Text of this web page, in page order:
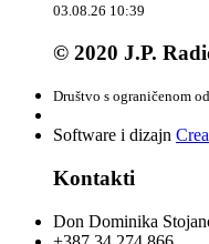
03.08.26 10:39
© 2020 J.P.
Društvo s ograničenom
Software i dizajn
Kontakti
Don Dominika